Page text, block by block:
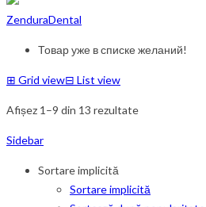
ZenduraDental
Товар уже в списке желаний!
⊞ Grid view⊟ List view
Afișez 1–9 din 13 rezultate
Sidebar
Sortare implicită
Sortare implicită